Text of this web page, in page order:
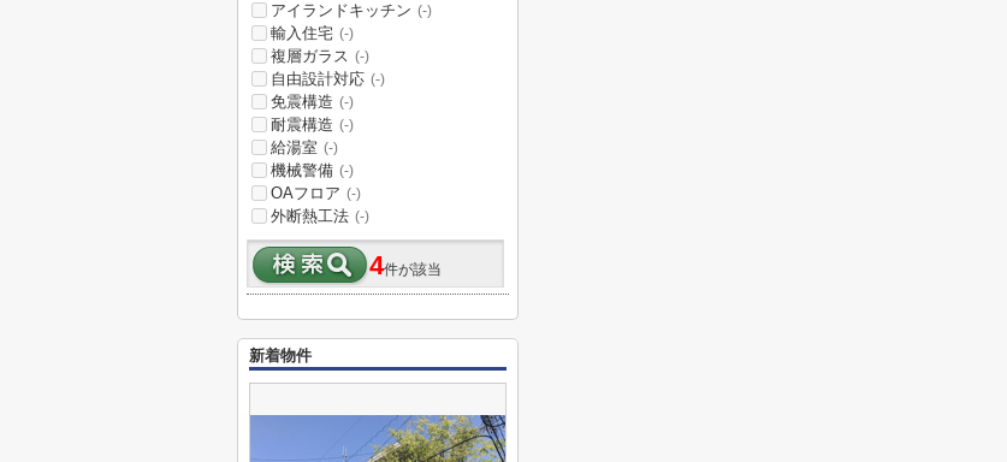
アイランドキッチン (-)
輸入住宅 (-)
複層ガラス (-)
自由設計対応 (-)
免震構造 (-)
耐震構造 (-)
給湯室 (-)
機械警備 (-)
OAフロア (-)
外断熱工法 (-)
4件が該当
新着物件